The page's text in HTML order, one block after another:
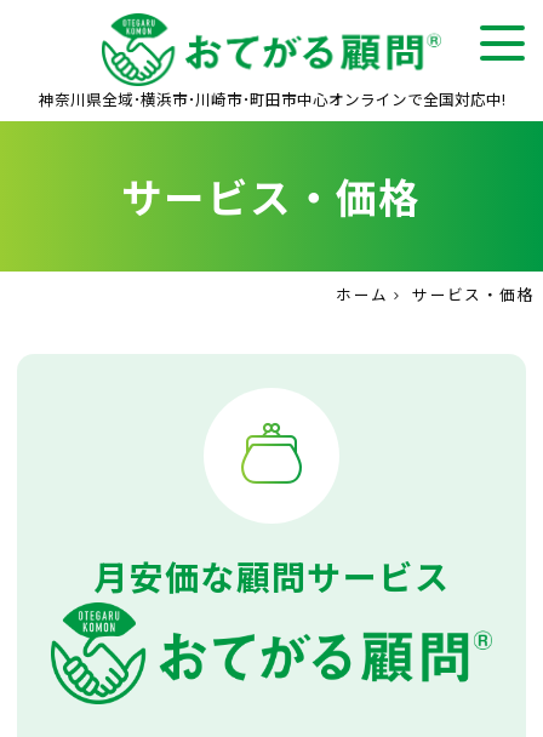
神奈川県全域･横浜市･川崎市･町田市中心オンラインで全国対応中!
トップ
サービス・価格
お困りごと解決
よくある質問
お問い合わせ
サービス・価格
ホーム サービス・価格
月安価な顧問サービス